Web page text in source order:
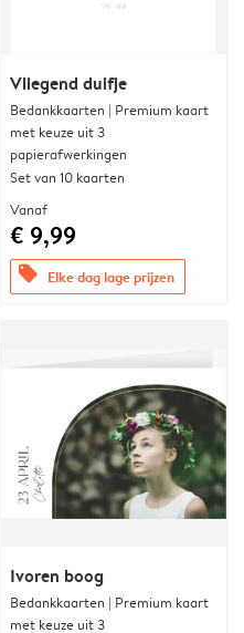
Vliegend duifje
Bedankkaarten | Premium kaart
met keuze uit 3
papierafwerkingen
Set van 10 kaarten
Vanaf
€ 9,99
offers Elke dag lage prijzen
Ivoren boog
Bedankkaarten | Premium kaart
met keuze uit 3